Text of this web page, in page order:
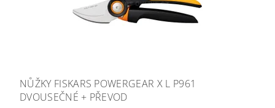
NŮŽKY FISKARS POWERGEAR X L P961
DVOUSEČNÉ + PŘEVOD